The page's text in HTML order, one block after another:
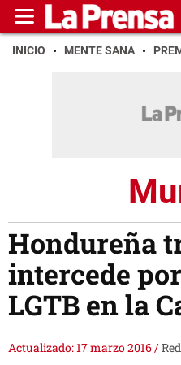
INICIO MENTE SANA
Hondureña
intercede
LGTB en la
Actualizado: 17 marzo 2016/